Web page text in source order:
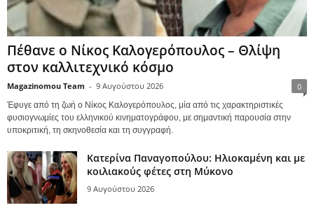
Πέθανε ο Νίκος Καλογερόπουλος – Θλίψη
στον καλλιτεχνικό κόσμο
Magazinomou Team - 9 Αυγούστου 2026 0
Έφυγε από τη ζωή ο Νίκος Καλογερόπουλος, μία από τις χαρακτηριστικές
φυσιογνωμίες του ελληνικού κινηματογράφου, με σημαντική παρουσία στην
υποκριτική, τη σκηνοθεσία και τη συγγραφή.
Κατερίνα Παναγοπούλου: Ηλιοκαμένη και με
κοιλιακούς φέτες στη Μύκονο
9 Αυγούστου 2026